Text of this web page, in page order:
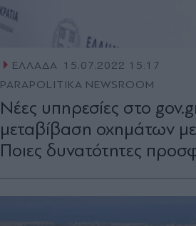
ΕΛΛΑΔΑ 15.07.2022 15:17
PARAPOLITIKA NEWSROOM
Νέες υπηρεσίες στο
μεταβίβαση οχημάτων
Ποιες δυνατότητες